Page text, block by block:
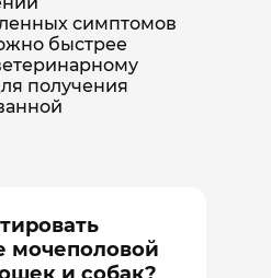
симптомов
быстрее
получения
мочеполовой
и собак?